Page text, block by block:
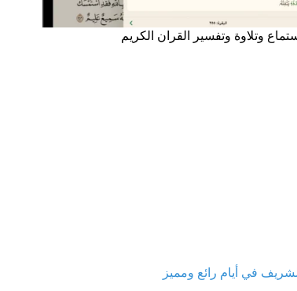
في أيام رائع ومميز